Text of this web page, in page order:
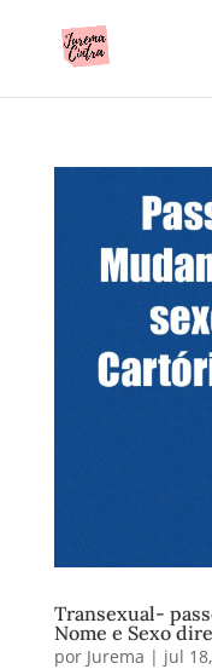
Transexual-
Nome e Sexo
por Jurema | jul